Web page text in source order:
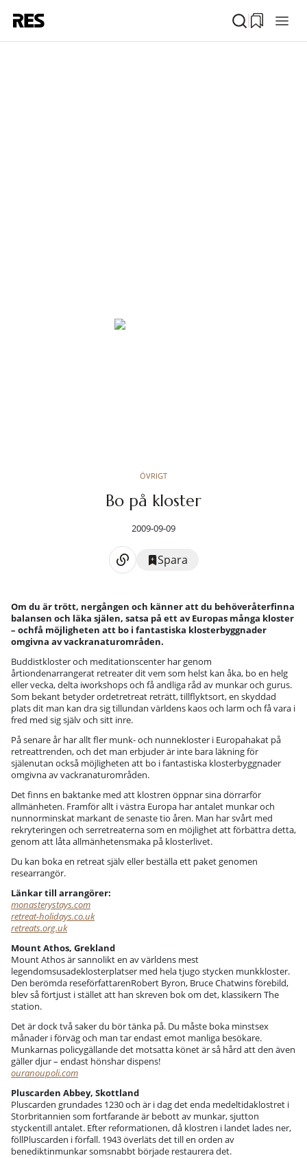
ÖVRIGT
Bo på kloster
2009-09-09
Spara
Om du är trött, nergången och känner att du behöveråterfinna
balansen och läka själen, satsa på ett av Europas många kloster
– ochfå möjligheten att bo i fantastiska klosterbyggnader
omgivna av vackranaturområden.
Buddistkloster och meditationscenter har genom
årtiondenarrangerat retreater dit vem som helst kan åka, bo en helg
eller vecka, delta iworkshops och få andliga råd av munkar och gurus.
Som bekant betyder ordetretreat reträtt, tillflyktsort, en skyddad
plats dit man kan dra sig tillundan världens kaos och larm och få vara i
fred med sig själv och sitt inre.
På senare år har allt fler munk- och nunnekloster i Europahakat på
retreattrenden, och det man erbjuder är inte bara läkning för
själenutan också möjligheten att bo i fantastiska klosterbyggnader
omgivna av vackranaturområden.
Det finns en baktanke med att klostren öppnar sina dörrarför
allmänheten. Framför allt i västra Europa har antalet munkar och
nunnorminskat markant de senaste tio åren. Man har svårt med
rekryteringen och serretreaterna som en möjlighet att förbättra detta,
genom att låta allmänhetensmaka på klosterlivet.
Du kan boka en retreat själv eller beställa ett paket genomen
researrangör.
Länkar till arrangörer:
monasterystays.com
retreat-holidays.co.uk
retreats.org.uk
Mount Athos, Grekland
Mount Athos är sannolikt en av världens mest
legendomsusadeklosterplatser med hela tjugo stycken munkkloster.
Den berömda reseförfattarenRobert Byron, Bruce Chatwins förebild,
blev så förtjust i stället att han skreven bok om det, klassikern The
station.
Det är dock två saker du bör tänka på. Du måste boka minstsex
månader i förväg och man tar endast emot manliga besökare.
Munkarnas policygällande det motsatta könet är så hård att den även
gäller djur – endast hönshar dispens!
ouranoupoli.com
Pluscarden Abbey, Skottland
Pluscarden grundades 1230 och är i dag det enda medeltidaklostret i
Storbritannien som fortfarande är bebott av munkar, sjutton
styckentill antalet. Efter reformationen, då klostren i landet lades ner,
föllPluscarden i förfall. 1943 överläts det till en orden av
benediktinmunkar somsnabbt började restaurera det.